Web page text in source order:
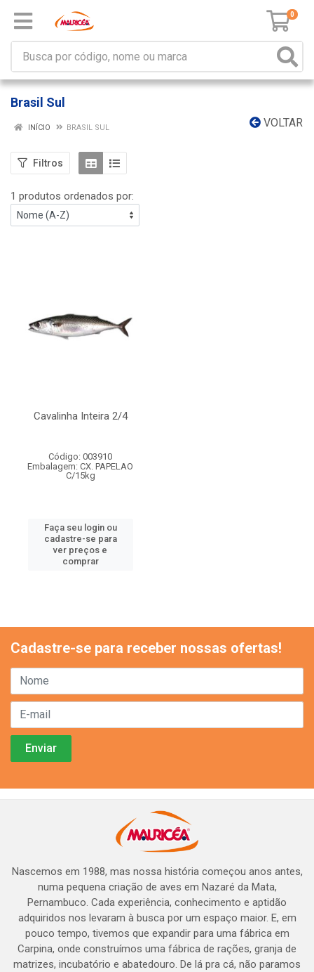
0
Brasil Sul
VOLTAR
INÍCIO BRASIL SUL
Filtros
1 produtos ordenados por:
Cavalinha Inteira 2/4
Código: 003910
Embalagem: CX. PAPELAO
C/15kg
Faça seu login ou
cadastre-se para
ver preços e
comprar
Cadastre-se para receber nossas ofertas!
Nascemos em 1988, mas nossa história começou anos antes,
numa pequena criação de aves em Nazaré da Mata,
Pernambuco. Cada experiência, conhecimento e aptidão
adquiridos nos levaram à busca por um espaço maior. E, em
pouco tempo, tivemos que expandir para uma fábrica em
Carpina, onde construímos uma fábrica de rações, granja de
matrizes, incubatório e abatedouro. De lá pra cá, não paramos